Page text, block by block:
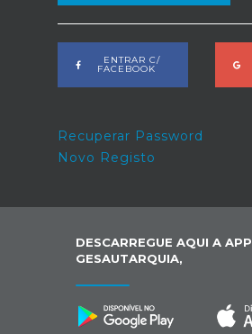
ENTRAR C/
FACEBOOK
Recuperar Password
Novo Registo
DESCARREGUE AQUI A APP
GESAUTARQUIA,